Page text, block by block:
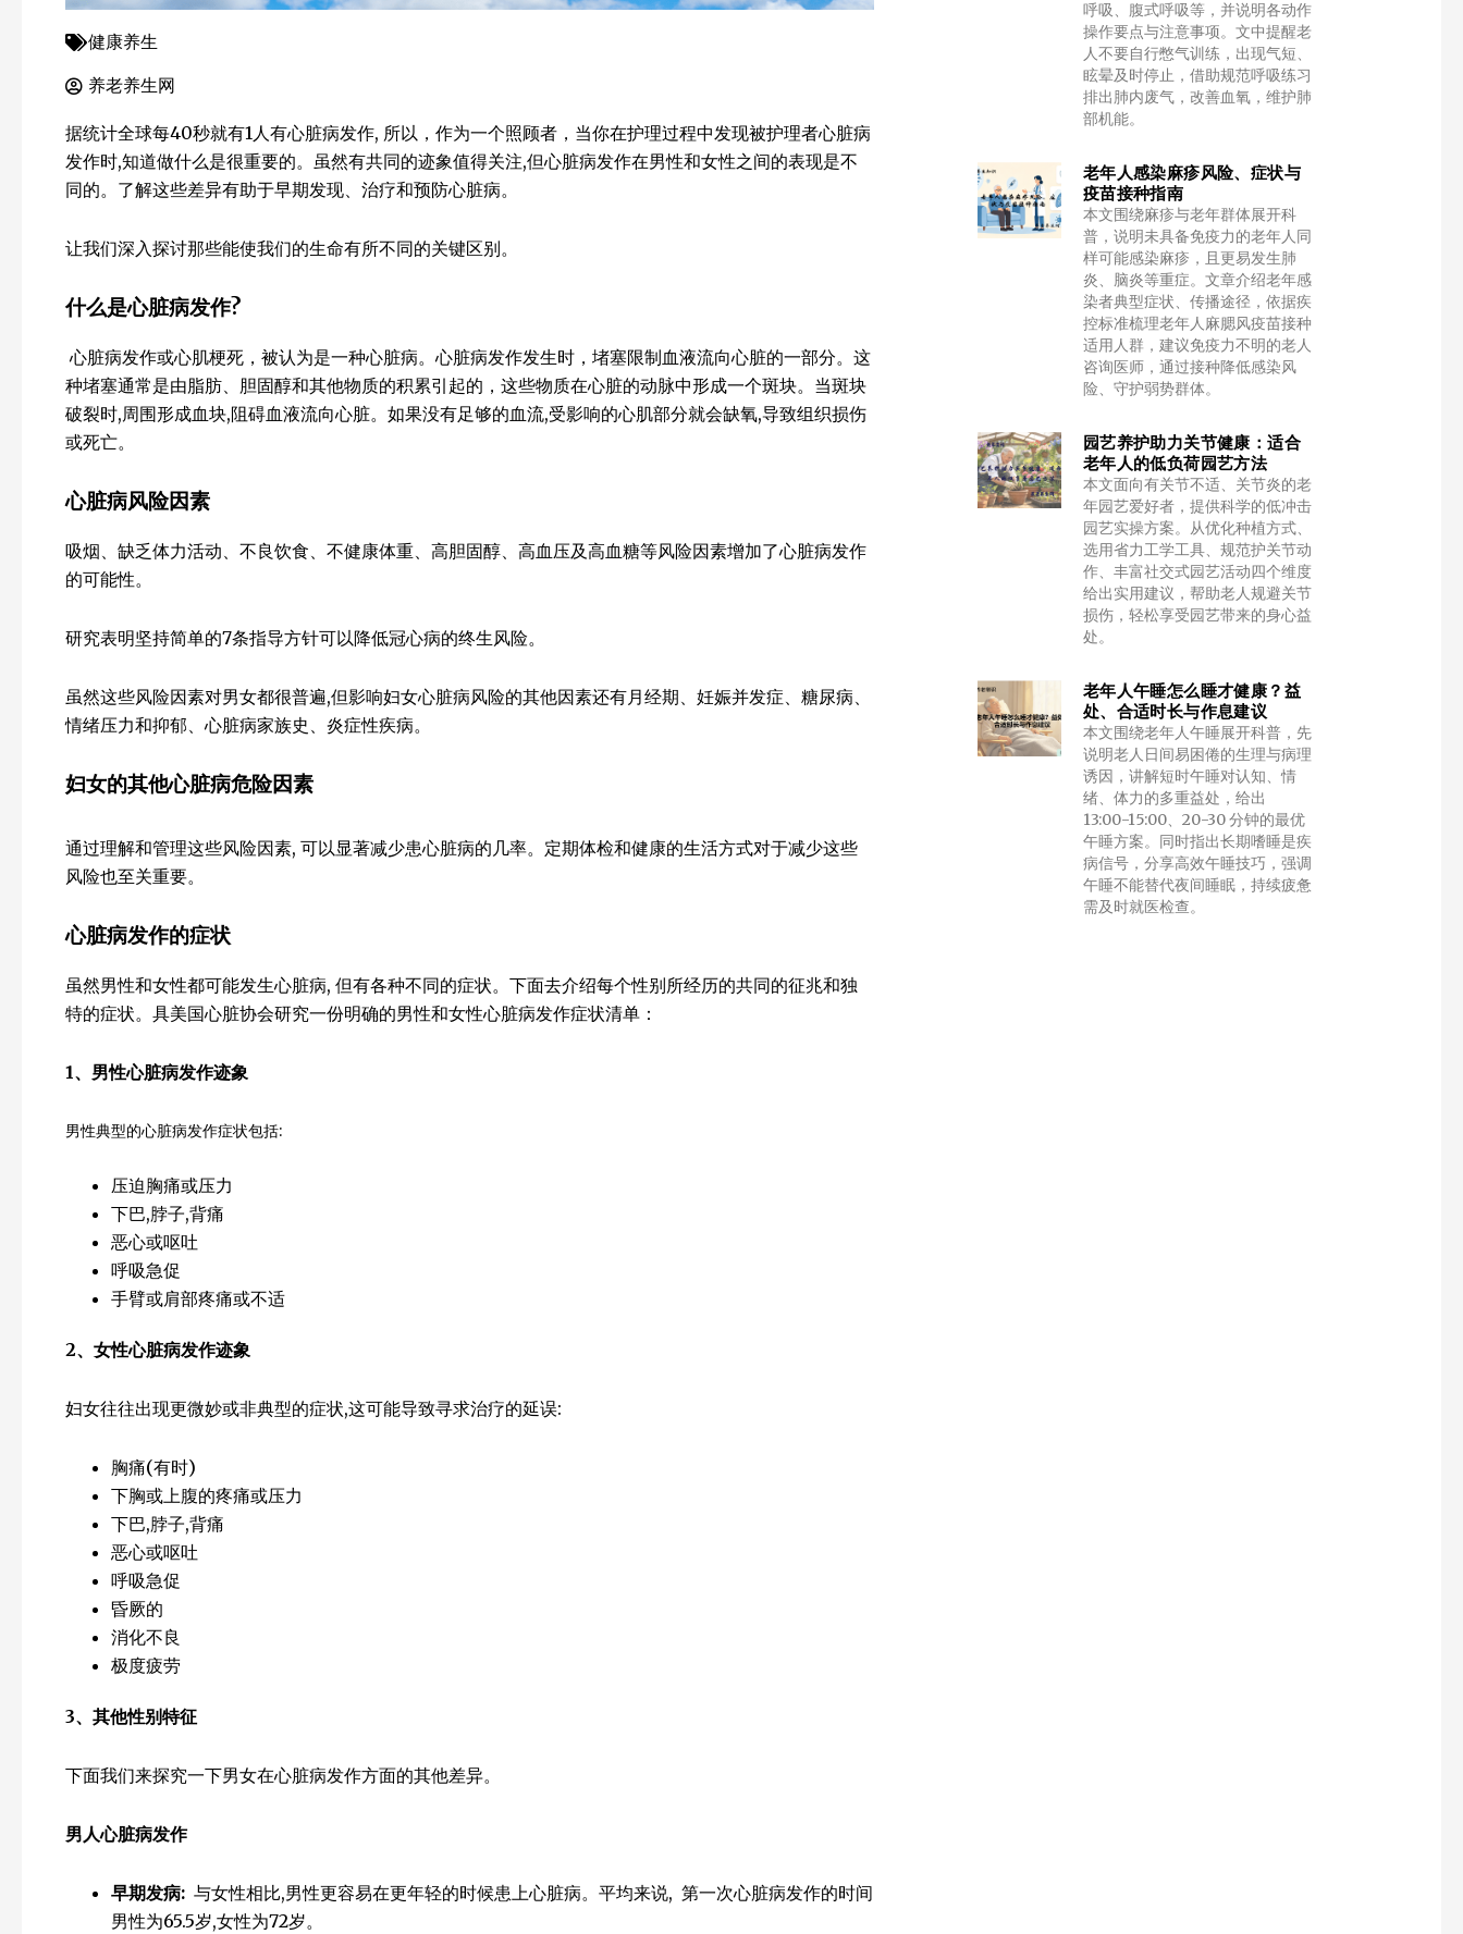
健康养生
养老养生网
据统计全球每40秒就有1人有心脏病发作, 所以，作为一个照顾者，当你在护理过程中发现被护理者心脏病
发作时,知道做什么是很重要的。虽然有共同的迹象值得关注,但心脏病发作在男性和女性之间的表现是不
同的。了解这些差异有助于早期发现、治疗和预防心脏病。
让我们深入探讨那些能使我们的生命有所不同的关键区别。
什么是心脏病发作?
心脏病发作或心肌梗死，被认为是一种心脏病。心脏病发作发生时，堵塞限制血液流向心脏的一部分。这
种堵塞通常是由脂肪、胆固醇和其他物质的积累引起的，这些物质在心脏的动脉中形成一个斑块。当斑块
破裂时,周围形成血块,阻碍血液流向心脏。如果没有足够的血流,受影响的心肌部分就会缺氧,导致组织损伤
或死亡。
心脏病风险因素
吸烟、缺乏体力活动、不良饮食、不健康体重、高胆固醇、高血压及高血糖等风险因素增加了心脏病发作
的可能性。
研究表明坚持简单的7条指导方针可以降低冠心病的终生风险。
虽然这些风险因素对男女都很普遍,但影响妇女心脏病风险的其他因素还有月经期、妊娠并发症、糖尿病、
情绪压力和抑郁、心脏病家族史、炎症性疾病。
妇女的其他心脏病危险因素
通过理解和管理这些风险因素, 可以显著减少患心脏病的几率。定期体检和健康的生活方式对于减少这些
风险也至关重要。
心脏病发作的症状
虽然男性和女性都可能发生心脏病, 但有各种不同的症状。下面去介绍每个性别所经历的共同的征兆和独
特的症状。具美国心脏协会研究一份明确的男性和女性心脏病发作症状清单：
1、男性心脏病发作迹象
男性典型的心脏病发作症状包括:
压迫胸痛或压力
下巴,脖子,背痛
恶心或呕吐
呼吸急促
手臂或肩部疼痛或不适
2、女性心脏病发作迹象
妇女往往出现更微妙或非典型的症状,这可能导致寻求治疗的延误:
胸痛(有时)
下胸或上腹的疼痛或压力
下巴,脖子,背痛
恶心或呕吐
呼吸急促
昏厥的
消化不良
极度疲劳
3、其他性别特征
下面我们来探究一下男女在心脏病发作方面的其他差异。
男人心脏病发作
早期发病: 与女性相比,男性更容易在更年轻的时候患上心脏病。平均来说, 第一次心脏病发作的时间
男性为65.5岁,女性为72岁。
呼吸、腹式呼吸等，并说明各动作
操作要点与注意事项。文中提醒老
人不要自行憋气训练，出现气短、
眩晕及时停止，借助规范呼吸练习
排出肺内废气，改善血氧，维护肺
部机能。
老年人感染麻疹风险、症状与
疫苗接种指南
本文围绕麻疹与老年群体展开科
普，说明未具备免疫力的老年人同
样可能感染麻疹，且更易发生肺
炎、脑炎等重症。文章介绍老年感
染者典型症状、传播途径，依据疾
控标准梳理老年人麻腮风疫苗接种
适用人群，建议免疫力不明的老人
咨询医师，通过接种降低感染风
险、守护弱势群体。
园艺养护助力关节健康：适合
老年人的低负荷园艺方法
本文面向有关节不适、关节炎的老
年园艺爱好者，提供科学的低冲击
园艺实操方案。从优化种植方式、
选用省力工学工具、规范护关节动
作、丰富社交式园艺活动四个维度
给出实用建议，帮助老人规避关节
损伤，轻松享受园艺带来的身心益
处。
老年人午睡怎么睡才健康？益
处、合适时长与作息建议
本文围绕老年人午睡展开科普，先
说明老人日间易困倦的生理与病理
诱因，讲解短时午睡对认知、情
绪、体力的多重益处，给出
13:00-15:00、20-30 分钟的最优
午睡方案。同时指出长期嗜睡是疾
病信号，分享高效午睡技巧，强调
午睡不能替代夜间睡眠，持续疲惫
需及时就医检查。